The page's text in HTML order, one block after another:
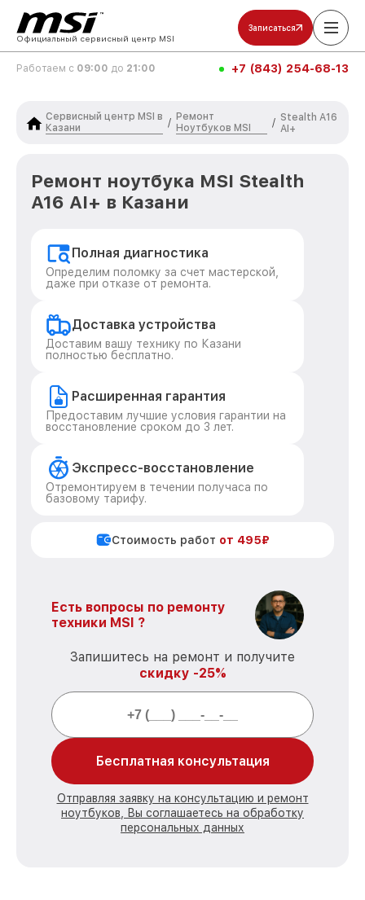
Официальный сервисный центр MSI
Записаться
Работаем с 09:00 до 21:00 +7 (843) 254-68-13
Сервисный центр MSI в
Казани
/
Ремонт
Ноутбуков MSI
/ Stealth A16
AI+
Ремонт ноутбука MSI Stealth
A16 AI+ в Казани
Полная диагностика
Определим поломку за счет мастерской,
даже при отказе от ремонта.
Доставка устройства
Доставим вашу технику по Казани
полностью бесплатно.
Расширенная гарантия
Предоставим лучшие условия гарантии на
восстановление сроком до 3 лет.
Экспресс-восстановление
Отремонтируем в течении получаса по
базовому тарифу.
Стоимость работ от 495₽
Есть вопросы по ремонту
техники MSI ?
Запишитесь на ремонт и получите
скидку -25%
Бесплатная консультация
Отправляя заявку на консультацию и ремонт
ноутбуков, Вы соглашаетесь на обработку
персональных данных